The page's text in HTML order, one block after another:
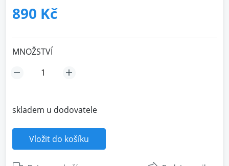
890 Kč
MNOŽSTVÍ
skladem u dodovatele
Vložit do košíku